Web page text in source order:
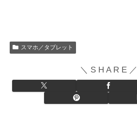
スマホ／タブレット
＼ S H A R E ／